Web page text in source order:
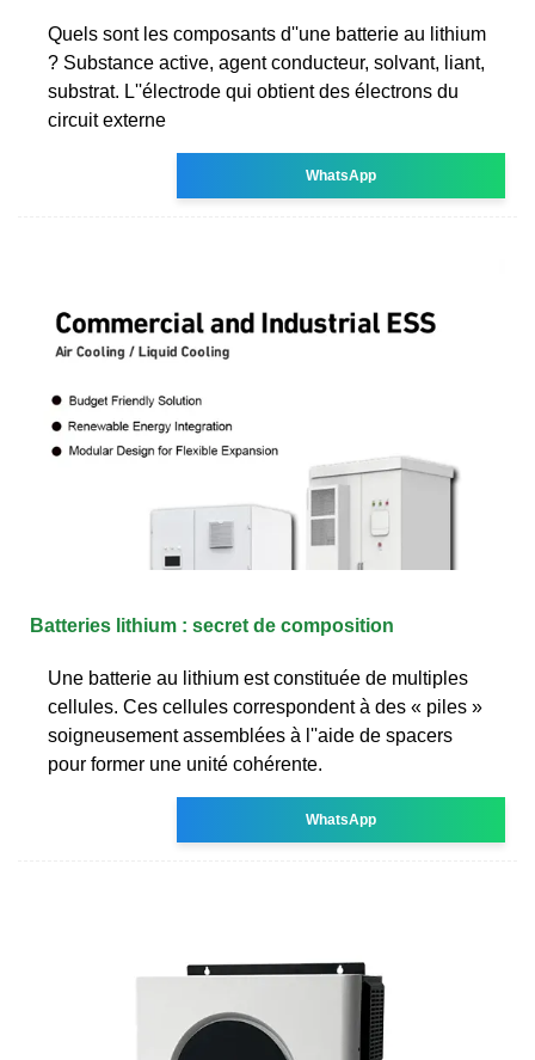
Quels sont les composants d''une batterie au lithium
? Substance active, agent conducteur, solvant, liant,
substrat. L''électrode qui obtient des électrons du
circuit externe
WhatsApp
Batteries lithium : secret de composition
Une batterie au lithium est constituée de multiples
cellules. Ces cellules correspondent à des « piles »
soigneusement assemblées à l''aide de spacers
pour former une unité cohérente.
WhatsApp